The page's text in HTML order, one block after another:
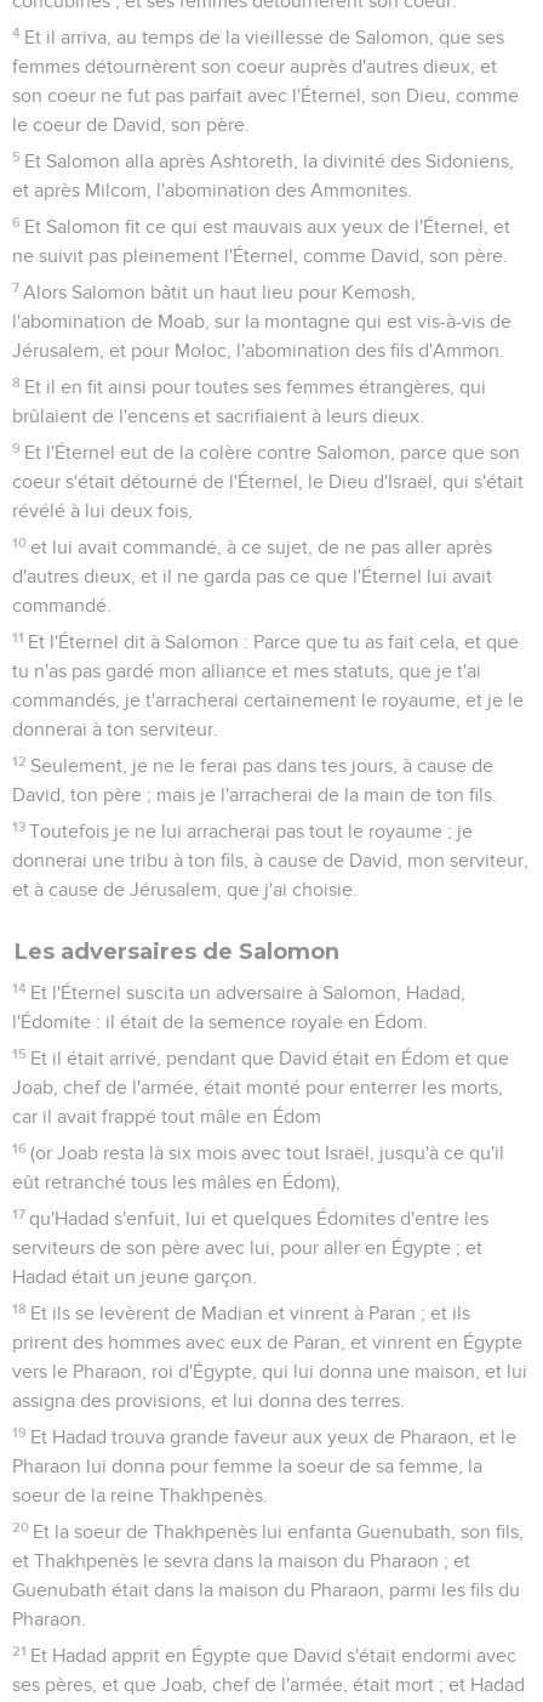
4 Et il arriva, au temps de la vieillesse de Salomon, que ses
femmes détournèrent son coeur auprès d'autres dieux, et
son coeur ne fut pas parfait avec l'Éternel, son Dieu, comme
le coeur de David, son père.
5 Et Salomon alla après Ashtoreth, la divinité des Sidoniens,
et après Milcom, l'abomination des Ammonites.
6 Et Salomon fit ce qui est mauvais aux yeux de l'Éternel, et
ne suivit pas pleinement l'Éternel, comme David, son père.
7 Alors Salomon bâtit un haut lieu pour Kemosh,
l'abomination de Moab, sur la montagne qui est vis-à-vis de
Jérusalem, et pour Moloc, l'abomination des fils d'Ammon.
8 Et il en fit ainsi pour toutes ses femmes étrangères, qui
brûlaient de l'encens et sacrifiaient à leurs dieux.
9 Et l'Éternel eut de la colère contre Salomon, parce que son
coeur s'était détourné de l'Éternel, le Dieu d'Israël, qui s'était
révélé à lui deux fois,
10 et lui avait commandé, à ce sujet, de ne pas aller après
d'autres dieux, et il ne garda pas ce que l'Éternel lui avait
commandé.
11 Et l'Éternel dit à Salomon : Parce que tu as fait cela, et que
tu n'as pas gardé mon alliance et mes statuts, que je t'ai
commandés, je t'arracherai certainement le royaume, et je le
donnerai à ton serviteur.
12 Seulement, je ne le ferai pas dans tes jours, à cause de
David, ton père ; mais je l'arracherai de la main de ton fils.
13 Toutefois je ne lui arracherai pas tout le royaume ; je
donnerai une tribu à ton fils, à cause de David, mon serviteur,
et à cause de Jérusalem, que j'ai choisie.
Les adversaires de Salomon
14 Et l'Éternel suscita un adversaire à Salomon, Hadad,
l'Édomite : il était de la semence royale en Édom.
15 Et il était arrivé, pendant que David était en Édom et que
Joab, chef de l'armée, était monté pour enterrer les morts,
car il avait frappé tout mâle en Édom
16 (or Joab resta là six mois avec tout Israël, jusqu'à ce qu'il
eût retranché tous les mâles en Édom),
17 qu'Hadad s'enfuit, lui et quelques Édomites d'entre les
serviteurs de son père avec lui, pour aller en Égypte ; et
Hadad était un jeune garçon.
18 Et ils se levèrent de Madian et vinrent à Paran ; et ils
prirent des hommes avec eux de Paran, et vinrent en Égypte
vers le Pharaon, roi d'Égypte, qui lui donna une maison, et lui
assigna des provisions, et lui donna des terres.
19 Et Hadad trouva grande faveur aux yeux de Pharaon, et le
Pharaon lui donna pour femme la soeur de sa femme, la
soeur de la reine Thakhpenès.
20 Et la soeur de Thakhpenès lui enfanta Guenubath, son fils,
et Thakhpenès le sevra dans la maison du Pharaon ; et
Guenubath était dans la maison du Pharaon, parmi les fils du
Pharaon.
21 Et Hadad apprit en Égypte que David s'était endormi avec
ses pères, et que Joab, chef de l'armée, était mort ; et Hadad